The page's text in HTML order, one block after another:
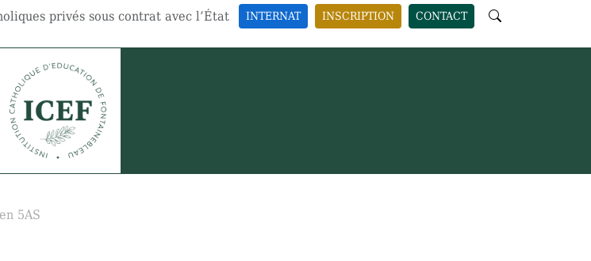
privés sous contrat avec l’État INTERNAT INSCRIPTION CONTACT
5AS